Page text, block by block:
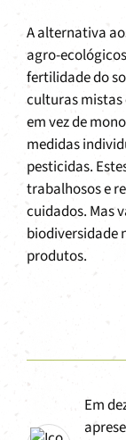
A alternativa
agro-
fertilidade do
culturas mistas
em vez de
medidas
pesticidas.
trabalhosos e
cuidados. Mas
biodiversidade
produtos.
Em